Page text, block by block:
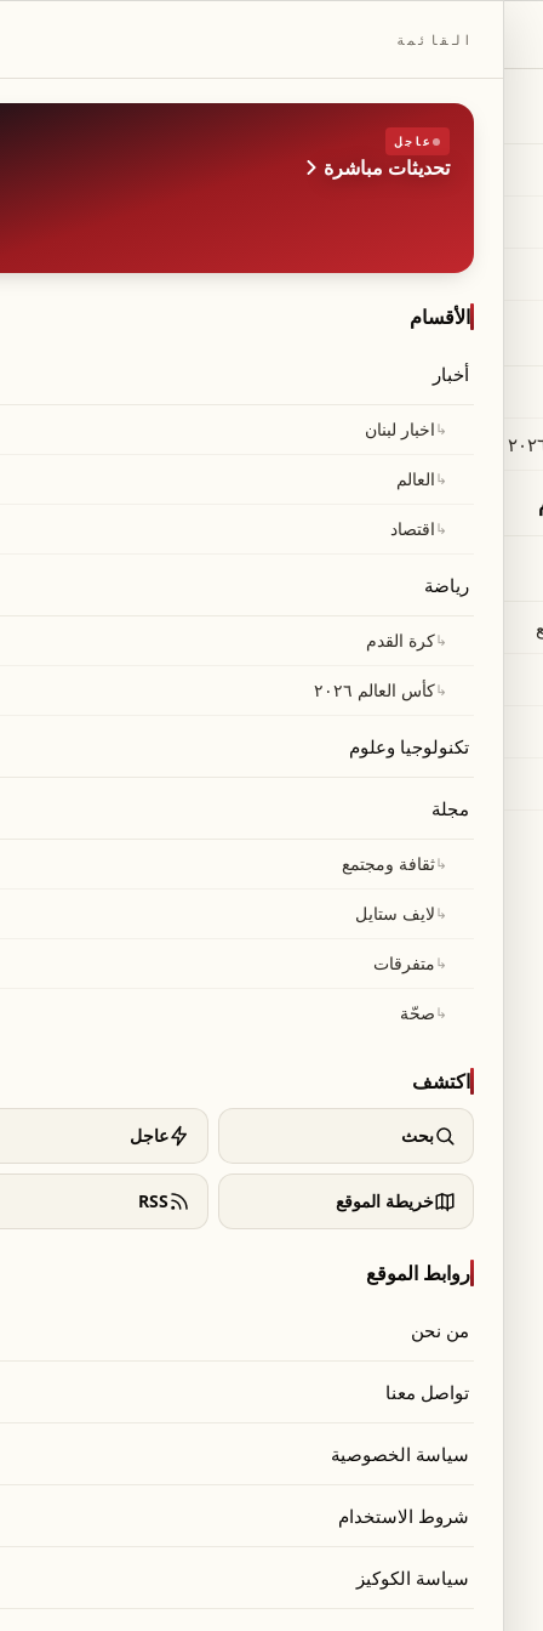
تعزيز حركة
رسمية إلى العاصمة السورية دمشق، اجتماعًا
القائمة
عاجل
تحديثات مباشرة
الأقسام
أخبار
↳اخبار لبنان
↳العالم
↳اقتصاد
رياضة
↳كرة القدم
↳كأس العالم ٢٠٢٦
تكنولوجيا وعلوم
مجلة
↳ثقافة ومجتمع
↳لايف ستايل
↳متفرقات
↳صحّة
اكتشف
بحث عاجل
خريطة الموقع RSS
روابط الموقع
من نحن
تواصل معنا
سياسة الخصوصية
شروط الاستخدام
سياسة الكوكيز